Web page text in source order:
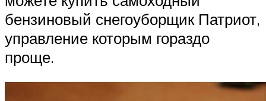
бензиновый снегоуборщик Патриот,
управление которым гораздо
проще.